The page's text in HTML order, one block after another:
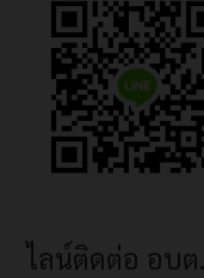
ไลน์ติดต่อ อบต.